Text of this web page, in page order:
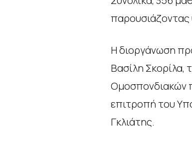
παρουσιάζοντας
Η διοργάνωση
Βασίλη Σκορίλα,
Ομοσπονδιακών
επιτροπή του
Γκλιάτης.